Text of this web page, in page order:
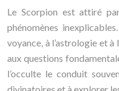
Le Scorpion est attiré
phénomènes
voyance, à l’astrologie et
aux questions
l’occulte le conduit